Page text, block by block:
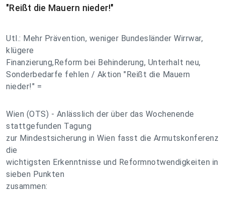
"Reißt die Mauern nieder!"
Utl.: Mehr Prävention, weniger Bundesländer Wirrwar,
klügere
Finanzierung,Reform bei Behinderung, Unterhalt neu,
Sonderbedarfe fehlen / Aktion "Reißt die Mauern
nieder!" =
Wien (OTS) - Anlässlich der über das Wochenende
stattgefunden Tagung
zur Mindestsicherung in Wien fasst die Armutskonferenz
die
wichtigsten Erkenntnisse und Reformnotwendigkeiten in
sieben Punkten
zusammen: